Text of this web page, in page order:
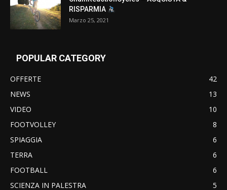
RISPARMIA
Marzo 25, 2021
POPULAR CATEGORY
OFFERTE
42
NEWS
13
VIDEO
10
FOOTVOLLEY
8
SPIAGGIA
6
TERRA
6
FOOTBALL
6
SCIENZA IN PALESTRA
5